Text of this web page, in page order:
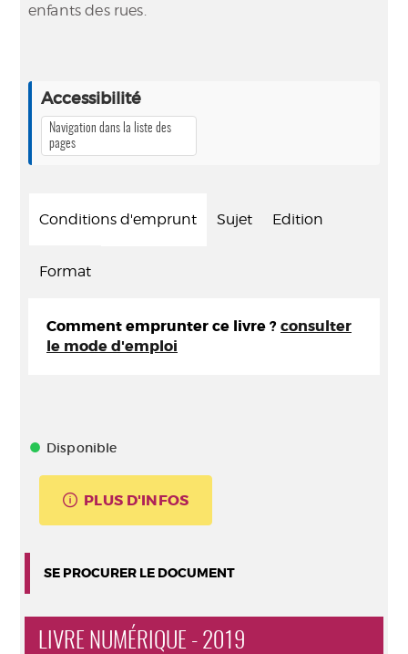
enfants des rues.
Accessibilité
Navigation dans la liste des
pages
Conditions d'emprunt Sujet Edition
Format
Comment emprunter ce livre ? consulter
le mode d'emploi
Disponible
PLUS D'INFOS
SE PROCURER LE DOCUMENT
LIVRE NUMÉRIQUE - 2019